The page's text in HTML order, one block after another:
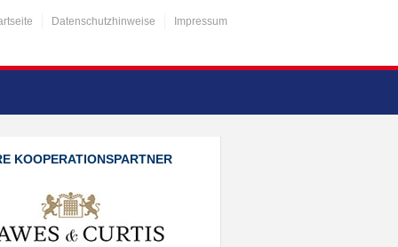
Datenschutzhinweise Impressum
KOOPERATIONSPARTNER